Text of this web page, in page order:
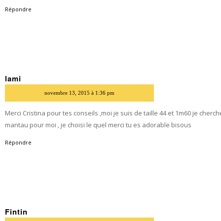
Répondre
lami
novembre 13, 2015 à 1:36 pm
Merci Cristina pour tes conseils ,moi je suis de taille 44 et 1m60 je
mantau pour moi , je choisi le quel merci tu es adorable bisous
Répondre
Fintin